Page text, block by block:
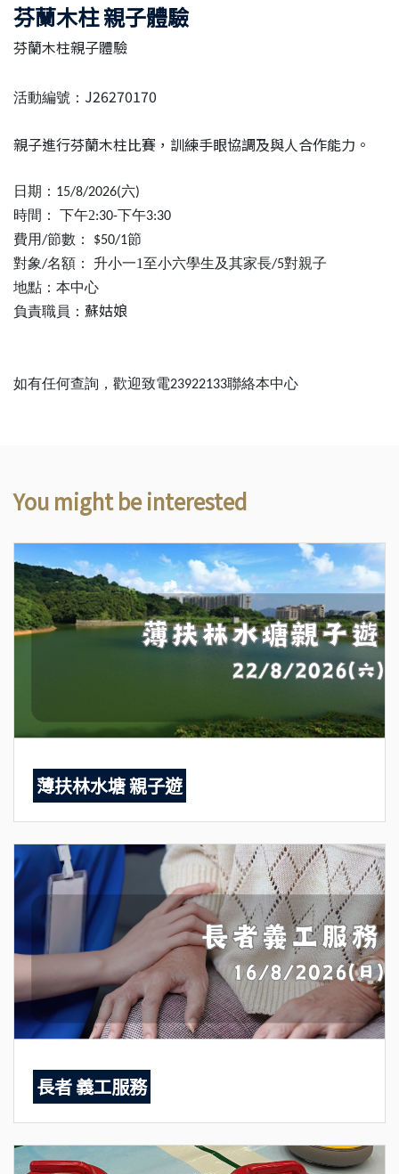
芬蘭木柱 親子體驗
芬蘭木柱親子體驗
活動編號： J26270170
親子進行芬蘭木柱比賽，訓練手眼協調及與人合作能力。
日期： 15/8/2026(六)
時間： 下午2:30- 下午3:30
費用/節數： $50/1節
對象/名額： 升小一1至小六學生及其家長/5對親子
地點：本中心
負責職員： 蘇姑娘
如有任何查詢，歡迎致電23922133聯絡本中心
You might be interested
薄扶林水塘 親子遊
長者 義工服務